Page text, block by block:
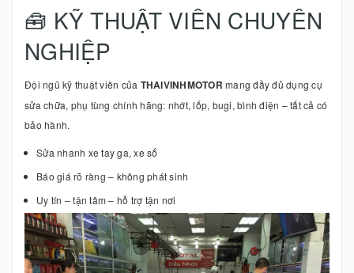
🧰 KỸ THUẬT VIÊN CHUYÊN
NGHIỆP
Đội ngũ kỹ thuật viên của THAIVINHMOTOR mang đầy đủ dụng cụ
sửa chữa, phụ tùng chính hãng: nhớt, lốp, bugi, bình điện – tất cả có
bảo hành.
Sửa nhanh xe tay ga, xe số
Báo giá rõ ràng – không phát sinh
Uy tín – tận tâm – hỗ trợ tận nơi